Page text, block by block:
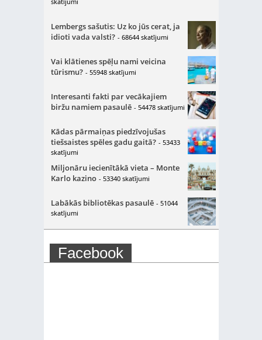
Lembergs sašutis: Uz ko jūs cerat, ja
idioti vada valsti? - 68644 skatījumi
Vai klātienes spēļu nami veicina
tūrismu? - 55948 skatījumi
Interesanti fakti par vecākajiem
biržu namiem pasaulē - 54478 skatījumi
Kādas pārmaiņas piedzīvojušas
tiešsaistes spēles gadu gaitā? - 53433
skatījumi
Miljonāru iecienītākā vieta – Monte
Karlo kazino - 53340 skatījumi
Labākās bibliotēkas pasaulē - 51044
skatījumi
Facebook